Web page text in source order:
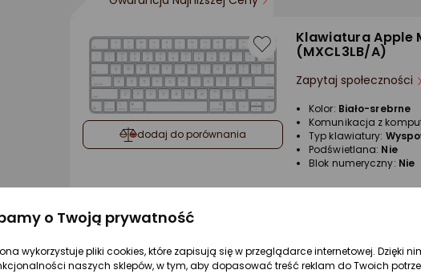
dodaj do porównania
Klawiatura Apple
(MXCL3LB/A)
Zapytaj społeczności
Kolor: Biało-srebrne
Komunikacja z
Typ klawiatury:
Podświetlana: Nie
Blok numeryczny: Nie
Gwarancja Najniższej Ceny
o Twoją prywatność
wykorzystuje pliki cookies, które zapisują się w przeglądarce internetowej. Dzięki
naszych sklepów, w tym, aby dopasować treść reklam do Twoich